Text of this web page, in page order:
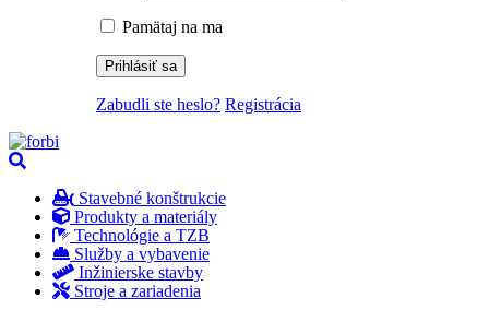
Pamätaj na ma
Zabudli ste heslo? Registrácia
Stavebné konštrukcie
Produkty a materiály
Technológie a TZB
Služby a vybavenie
Inžinierske stavby
Stroje a zariadenia